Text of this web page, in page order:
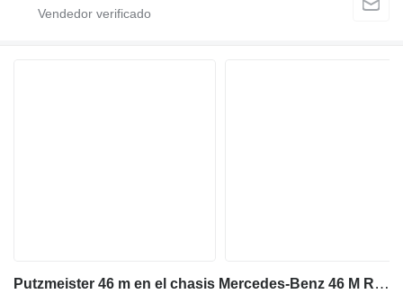
Putzmeister 46 m en el chasis Mercedes-Benz 46 M Rare Find Original German Engineered